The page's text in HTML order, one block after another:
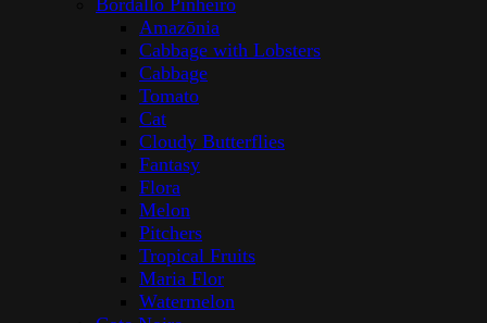
Bordallo Pinheiro
Amazōnia
Cabbage with Lobsters
Cabbage
Tomato
Cat
Cloudy Butterflies
Fantasy
Flora
Melon
Pitchers
Tropical Fruits
Maria Flor
Watermelon